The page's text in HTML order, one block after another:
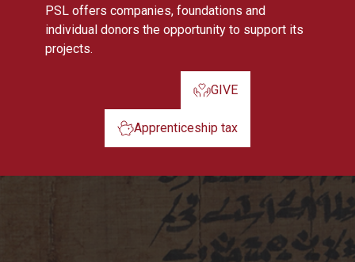
PSL offers companies, foundations and
individual donors the opportunity to support its
projects.
GIVE
Apprenticeship tax